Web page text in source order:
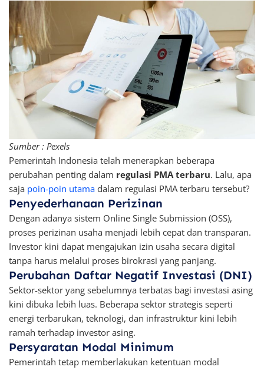
Sumber : Pexels
Pemerintah Indonesia telah menerapkan beberapa
perubahan penting dalam regulasi PMA terbaru. Lalu, apa
saja poin-poin utamadalam regulasi PMA terbaru tersebut?
Penyederhanaan Perizinan
Dengan adanya sistem Online Single Submission (OSS),
proses perizinan usaha menjadi lebih cepat dan transparan.
Investor kini dapat mengajukan izin usaha secara digital
tanpa harus melalui proses birokrasi yang panjang.
Perubahan Daftar Negatif Investasi (DNI)
Sektor-sektor yang sebelumnya terbatas bagi investasi asing
kini dibuka lebih luas. Beberapa sektor strategis seperti
energi terbarukan, teknologi, dan infrastruktur kini lebih
ramah terhadap investor asing.
Persyaratan Modal Minimum
Pemerintah tetap memberlakukan ketentuan modal